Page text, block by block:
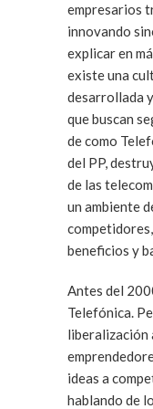
empresarios
innovando
explicar en
existe una
desarrollada
que buscan
de como
del PP,
de las
un ambiente
beneficios y
Antes del
Telefónica.
liberalización
ideas a
hablando de